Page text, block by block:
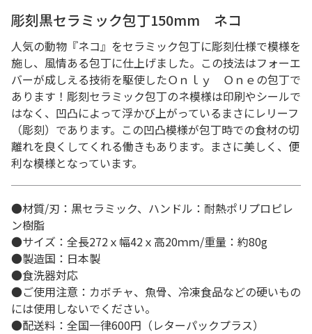
彫刻黒セラミック包丁150mm ネコ
人気の動物『ネコ』をセラミック包丁に彫刻仕様で模様を
施し、風情ある包丁に仕上げました。この技法はフォーエ
バーが成しえる技術を駆使したＯｎｌｙ Ｏｎｅの包丁で
あります！彫刻セラミック包丁のネ模様は印刷やシールで
はなく、凹凸によって浮かび上がっているまさにレリーフ
（彫刻）であります。この凹凸模様が包丁時での食材の切
離れを良くしてくれる働きもあります。まさに美しく、便
利な模様となっています。
●材質/刃：黒セラミック、ハンドル：耐熱ポリプロピレ
ン樹脂
●サイズ：全長272ｘ幅42ｘ高20ｍｍ/重量：約80g
●製造国：日本製
●食洗器対応
●ご使用注意：カボチャ、魚骨、冷凍食品などの硬いもの
には使用しないでください。
●配送料：全国一律600円（レターパックプラス）